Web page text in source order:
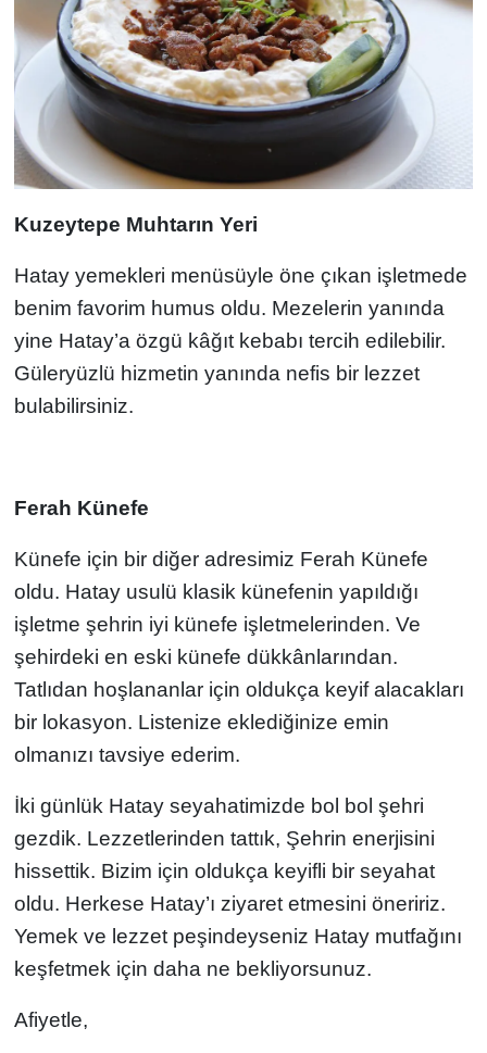
Kuzeytepe Muhtarın Yeri
Hatay yemekleri menüsüyle öne çıkan işletmede
benim favorim humus oldu. Mezelerin yanında
yine Hatay’a özgü kâğıt kebabı tercih edilebilir.
Güleryüzlü hizmetin yanında nefis bir lezzet
bulabilirsiniz.
Ferah Künefe
Künefe için bir diğer adresimiz Ferah Künefe
oldu. Hatay usulü klasik künefenin yapıldığı
işletme şehrin iyi künefe işletmelerinden. Ve
şehirdeki en eski künefe dükkânlarından.
Tatlıdan hoşlananlar için oldukça keyif alacakları
bir lokasyon. Listenize eklediğinize emin
olmanızı tavsiye ederim.
İki günlük Hatay seyahatimizde bol bol şehri
gezdik. Lezzetlerinden tattık, Şehrin enerjisini
hissettik. Bizim için oldukça keyifli bir seyahat
oldu. Herkese Hatay’ı ziyaret etmesini öneririz.
Yemek ve lezzet peşindeyseniz Hatay mutfağını
keşfetmek için daha ne bekliyorsunuz.
Afiyetle,